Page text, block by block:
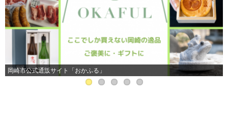
岡崎市公式通販サイト「おかふる」